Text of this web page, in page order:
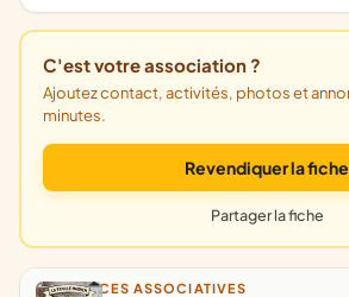
C'est votre association ?
Ajoutez contact, activités, photos et annonces. Gratuit, en 5
minutes.
Revendiquer la fiche
Partager la fiche
ANNONCES ASSOCIATIVES